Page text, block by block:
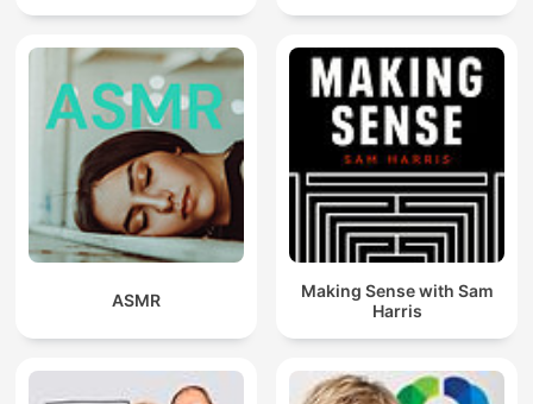
ASMR
Making Sense with Sam
Harris